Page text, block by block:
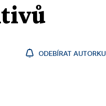
ODEBÍRAT AUTORKU